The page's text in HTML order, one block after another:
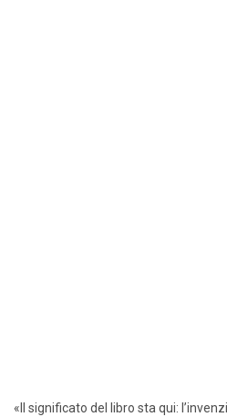
«Il significato del libro sta qui: